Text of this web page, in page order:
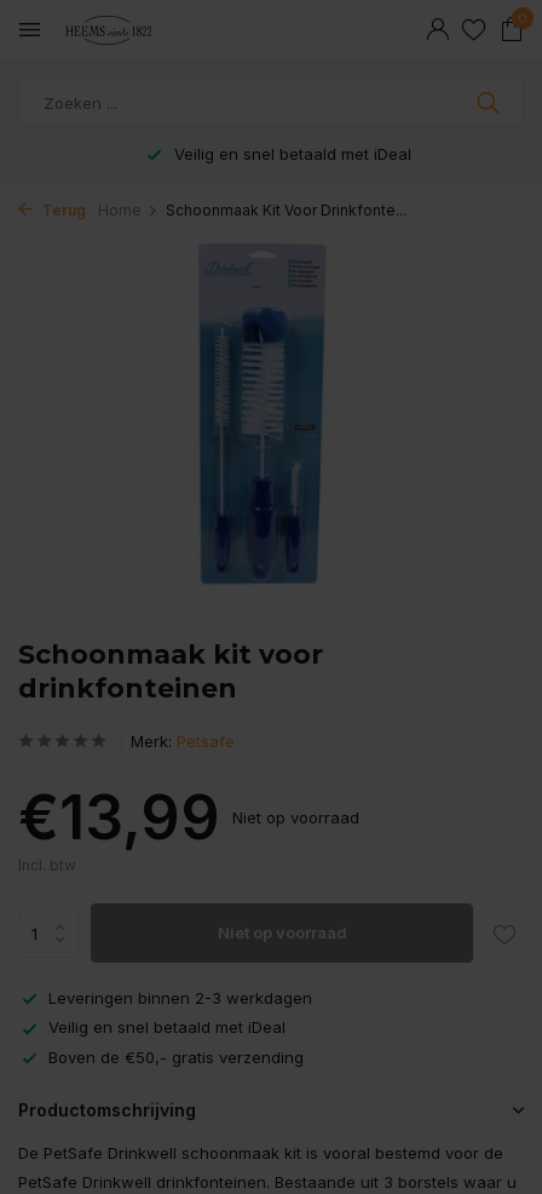
0
Veilig en snel betaald met iDeal
Terug Home Schoonmaak Kit Voor Drinkfonte...
Schoonmaak kit voor
drinkfonteinen
Merk: Petsafe
€13,99 Niet op voorraad
Incl. btw
Niet op voorraad
Leveringen binnen 2-3 werkdagen
Veilig en snel betaald met iDeal
Boven de €50,- gratis verzending
Productomschrijving
De PetSafe Drinkwell schoonmaak kit is vooral bestemd voor de
PetSafe Drinkwell drinkfonteinen. Bestaande uit 3 borstels waar u